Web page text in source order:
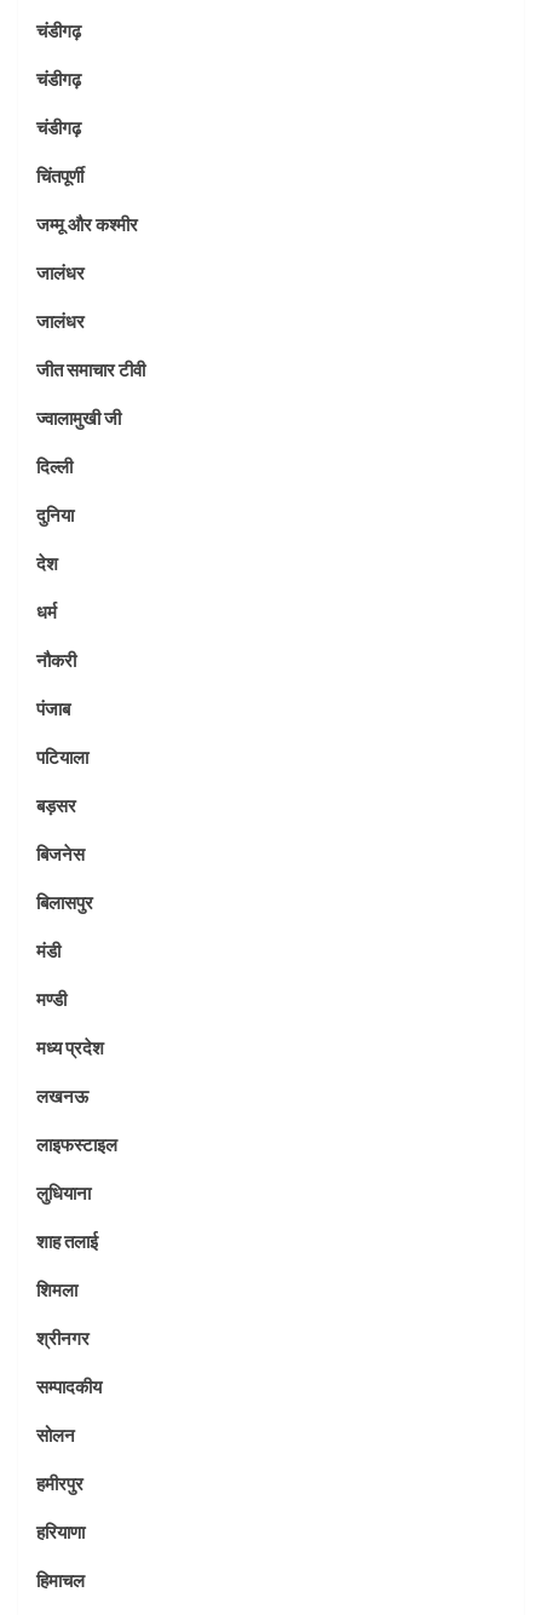
चंडीगढ़
चंडीगढ़
चंडीगढ़
चिंतपूर्णी
जम्मू और कश्मीर
जालंधर
जालंधर
जीत समाचार टीवी
ज्वालामुखी जी
दिल्ली
दुनिया
देश
धर्म
नौकरी
पंजाब
पटियाला
बड़सर
बिजनेस
बिलासपुर
मंडी
मण्डी
मध्य प्रदेश
लखनऊ
लाइफस्टाइल
लुधियाना
शाह तलाई
शिमला
श्रीनगर
सम्पादकीय
सोलन
हमीरपुर
हरियाणा
हिमाचल